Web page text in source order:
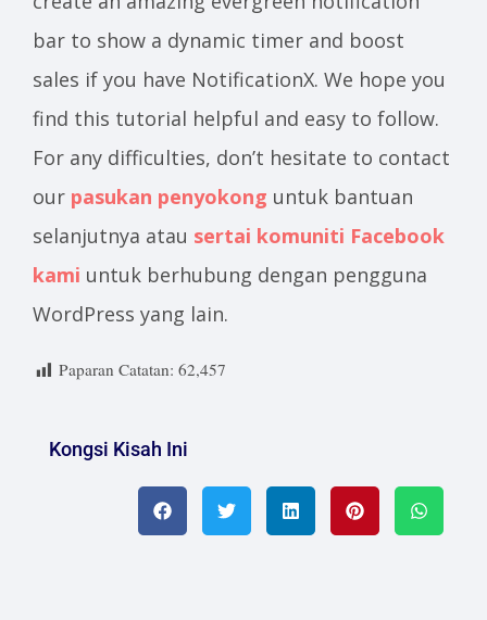
bar to show a dynamic timer and boost
sales if you have NotificationX. We hope you
find this tutorial helpful and easy to follow.
For any difficulties, don’t hesitate to contact
our pasukan penyokong untuk bantuan
selanjutnya atau sertai komuniti Facebook
kami untuk berhubung dengan pengguna
WordPress yang lain.
Paparan Catatan: 62,457
Kongsi Kisah Ini